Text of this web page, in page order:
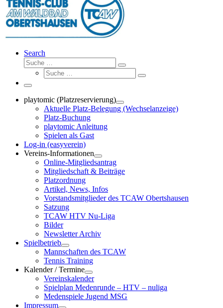
Search
Suche
Suche
Suche
Suche
Menü
playtomic (Platzreservierung)
Aktuelle Platz-Belegung (Wechselanzeige)
Platz-Buchung
playtomic Anleitung
Spielen als Gast
Log-in (easyverein)
Vereins-Informationen
Online-Mitgliedsantrag
Mitgliedschaft & Beiträge
Platzordnung
Artikel, News, Infos
Vorstandsmitglieder des TCAW Obertshausen
Satzung
TCAW HTV Nu-Liga
Bilder
Newsletter Archiv
Spielbetrieb
Mannschaften des TCAW
Tennis Training
Kalender / Termine
Vereinskalender
Spielplan Medenrunde – HTV – nuliga
Medenspiele Jugend MSG
Impressum